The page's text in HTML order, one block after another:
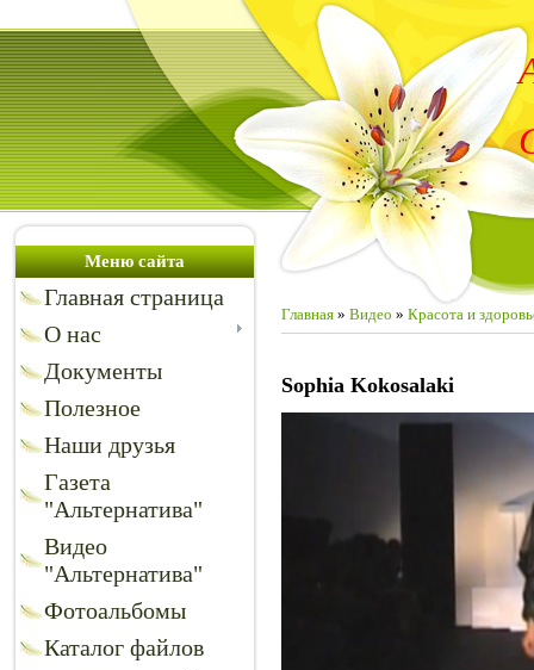
Меню сайта
Главная страница
О нас
Документы
Полезное
Наши друзья
Газета
"Альтернатива"
Видео
"Альтернатива"
Фотоальбомы
Каталог файлов
Главная » Видео » Красота и
Sophia Kokosalaki